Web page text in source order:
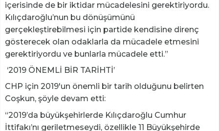
içerisinde de bir iktidar mücadelesini gerektiriyordu.
Kılıçdaroğlu’nun bu dönüşümünü
gerçekleştirebilmesi için partide kendisine direnç
gösterecek olan odaklarla da mücadele etmesini
gerektiriyordu ve bunlarla mücadele etti.”
‘2019 ÖNEMLİ BİR TARİHTİ’
CHP için 2019'un önemli bir tarih olduğunu belirten
Coşkun, şöyle devam etti:
“2019’da büyükşehirlerde Kılıçdaroğlu Cumhur
İttifakı’nı geriletmeseydi, özellikle 11 Büyükşehirde